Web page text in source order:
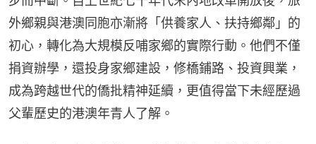
外鄉親與港澳同胞亦漸將「供養家人、扶持鄉鄰」的
初心，轉化為大規模反哺家鄉的實際行動。他們不僅
捐資辦學，還投身家鄉建設，修橋鋪路、投資興業，
成為跨越世代的僑批精神延續，更值得當下未經歷過
父輩歷史的港澳年青人了解。